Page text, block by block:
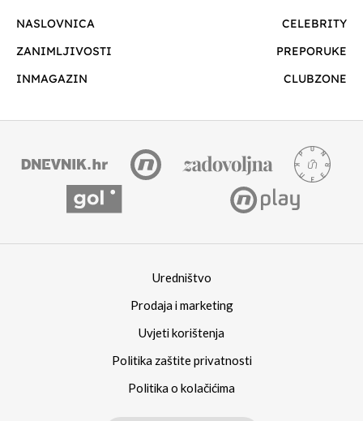
NASLOVNICA
CELEBRITY
ZANIMLJIVOSTI
PREPORUKE
INMAGAZIN
CLUBZONE
Uredništvo
Prodaja i marketing
Uvjeti korištenja
Politika zaštite privatnosti
Politika o kolačićima